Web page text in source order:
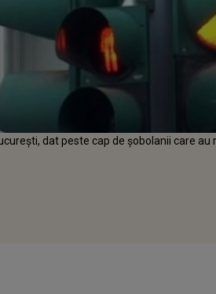
dat peste cap de șobolanii care